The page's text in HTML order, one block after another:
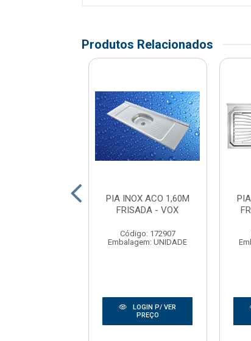
Produtos Relacionados
PIA INOX ACO 1,60M
FRISADA - VOX
Código: 172907
Embalagem: UNIDADE
LOGIN P/ VER
PREÇO